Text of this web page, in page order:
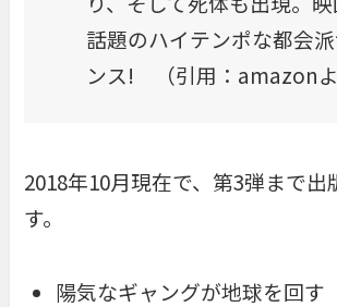
話題のハイテンポな都会
ンス! （引用：amazonよ
2018年10月現在で、第3弾まで出
す。
陽気なギャングが地球を回